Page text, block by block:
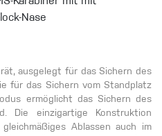
Nase
ausgelegt für das Sichern des
für das Sichern vom Standplatz
ermöglicht das Sichern des
Die einzigartige Konstruktion
Ablassen auch im